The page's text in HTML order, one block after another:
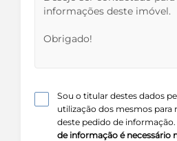
Sou o titular destes dados
utilização dos mesmos para
deste pedido de informação.
de informação é necessário